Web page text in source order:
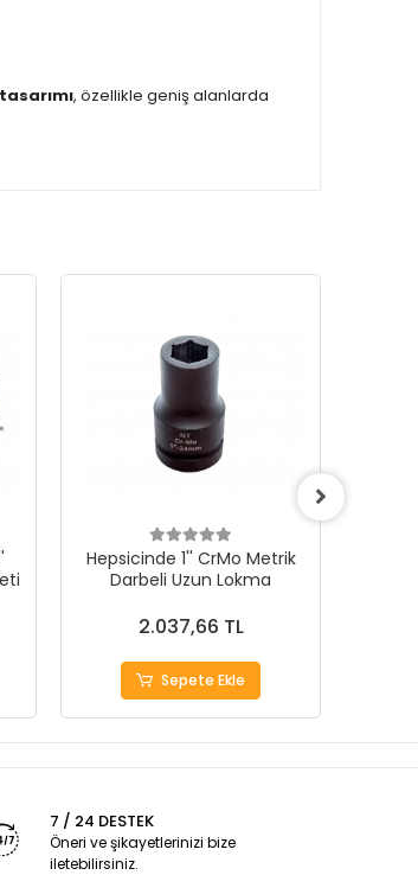
, özellikle geniş alanlarda
Hepsicinde 1'' CrMo Metrik
Darbeli Uzun Lokma
2.037,66 TL
Sepete Ekle
7 / 24 DESTEK
Öneri ve şikayetlerinizi bize
iletebilirsiniz.